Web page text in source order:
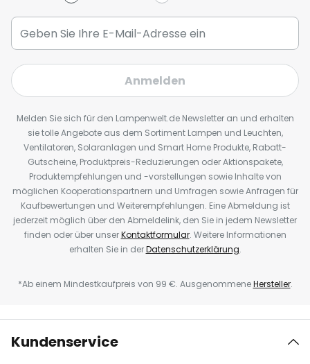
Anmelden
Melden Sie sich für den Lampenwelt.de Newsletter an und erhalten
sie tolle Angebote aus dem Sortiment Lampen und Leuchten,
Ventilatoren, Solaranlagen und Smart Home Produkte, Rabatt-
Gutscheine, Produktpreis-Reduzierungen oder Aktionspakete,
Produktempfehlungen und -vorstellungen sowie Inhalte von
möglichen Kooperationspartnern und Umfragen sowie Anfragen für
Kaufbewertungen und Weiterempfehlungen. Eine Abmeldung ist
jederzeit möglich über den Abmeldelink, den Sie in jedem Newsletter
finden oder über unserKontaktformular. Weitere Informationen
erhalten Sie in derDatenschutzerklärung.
*Ab einem Mindestkaufpreis von 99 €. AusgenommeneHersteller.
Kundenservice